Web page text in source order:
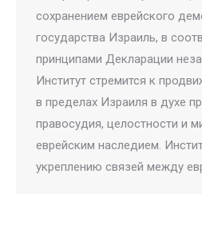
сохранением еврейского
государства Израиль, в
принципами Декларации
Институт стремится к
в пределах Израиля в духе
правосудия, целостности и
еврейским наследием.
укреплению связей между